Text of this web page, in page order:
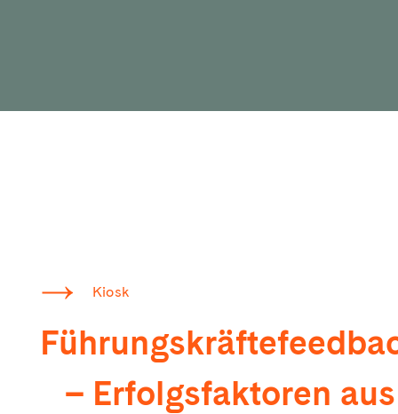
Kiosk
– Erfolgsfaktoren aus